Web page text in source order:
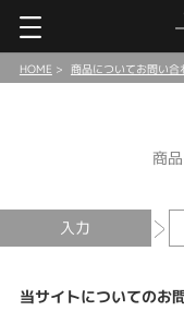
HOME 商品についてお問い合
商
入力
当サイトについてのお